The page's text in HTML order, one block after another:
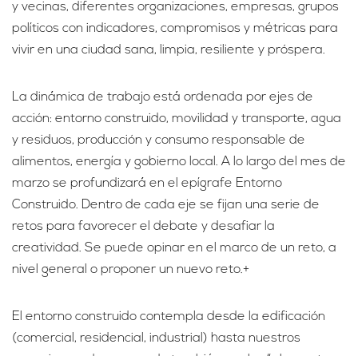
y vecinas, diferentes organizaciones, empresas, grupos
políticos con indicadores, compromisos y métricas para
vivir en una ciudad sana, limpia, resiliente y próspera.
La dinámica de trabajo está ordenada por ejes de
acción: entorno construido, movilidad y transporte, agua
y residuos, producción y consumo responsable de
alimentos, energía y gobierno local. A lo largo del mes de
marzo se profundizará en el epígrafe Entorno
Construido. Dentro de cada eje se fijan una serie de
retos para favorecer el debate y desafiar la
creatividad. Se puede opinar en el marco de un reto, a
nivel general o proponer un nuevo reto.+
El entorno construido contempla desde la edificación
(comercial, residencial, industrial) hasta nuestros